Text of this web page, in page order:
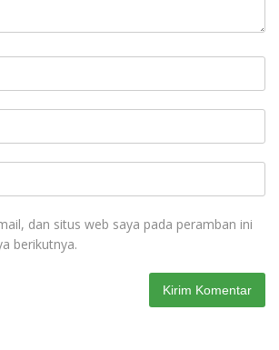
dan situs web saya pada peramban ini
berikutnya.